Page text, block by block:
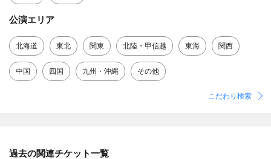
公演エリア
北海道 東北 関東 北陸・甲信越 東海 関西
中国 四国 九州・沖縄 その他
こだわり検索
過去の関連チケット一覧